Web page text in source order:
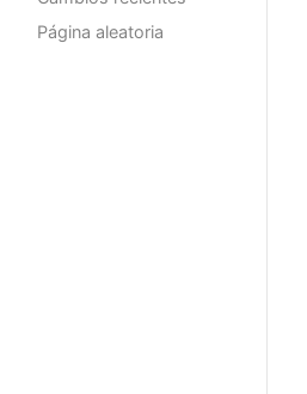
Página aleatoria